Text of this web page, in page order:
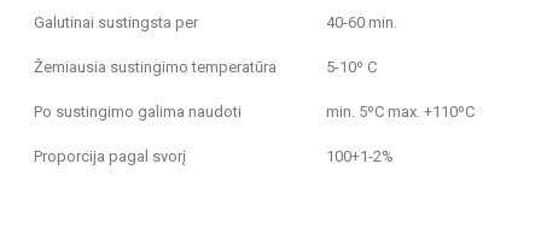
Galutinai sustingsta per 40-60 min.
Žemiausia sustingimo temperatūra 5-10º C
Po sustingimo galima naudoti min. 5ºC max. +110ºC
Proporcija pagal svorį 100+1-2%